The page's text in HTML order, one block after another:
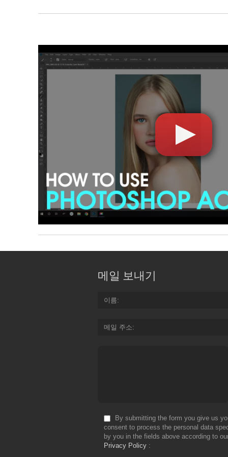
메일 보내기
이름
메일 주소
By submitting the form you give us
consent to process the personal data
by you in the fields above according to
Privacy Policy